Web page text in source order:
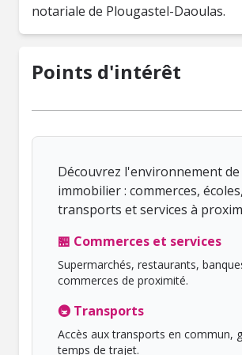
notariale de Plougastel-Daoulas.
Points d'intérêt
Découvrez l'environnement de
immobilier : commerces, écoles,
transports et services à
🏪 Commerces et services
Supermarchés, restaurants,
commerces de proximité.
🚇 Transports
Accès aux transports en commun,
temps de trajet.